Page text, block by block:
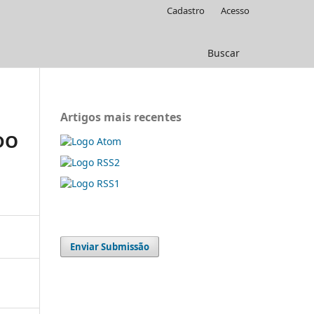
Buscar
Cadastro Acesso
Artigos mais recentes
Enviar Submissão